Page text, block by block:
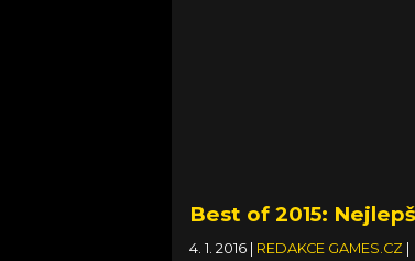
Best of 2015:
4. 1. 2016 REDAKCE GAMES.CZ